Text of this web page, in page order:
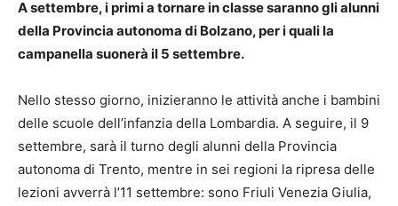
A settembre, i primi a tornare in classe saranno gli alunni
della Provincia autonoma di Bolzano, per i quali la
campanella suonerà il 5 settembre.
Nello stesso giorno, inizieranno le attività anche i bambini
delle scuole dell’infanzia della Lombardia. A seguire, il 9
settembre, sarà il turno degli alunni della Provincia
autonoma di Trento, mentre in sei regioni la ripresa delle
lezioni avverrà l’11 settembre: sono Friuli Venezia Giulia,